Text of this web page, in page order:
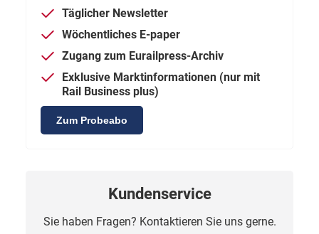
Täglicher Newsletter
Wöchentliches E-paper
Zugang zum Eurailpress-Archiv
Exklusive Marktinformationen (nur mit
Rail Business plus)
Zum Probeabo
Kundenservice
Sie haben Fragen? Kontaktieren Sie uns gerne.